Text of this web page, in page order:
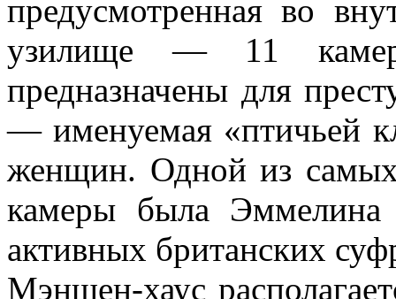
предусмотренная во
узилище — 11
предназначены для
— именуемая «птичьей
женщин. Одной из самых
камеры была Эммелина
активных британских
Мэншен-хаус